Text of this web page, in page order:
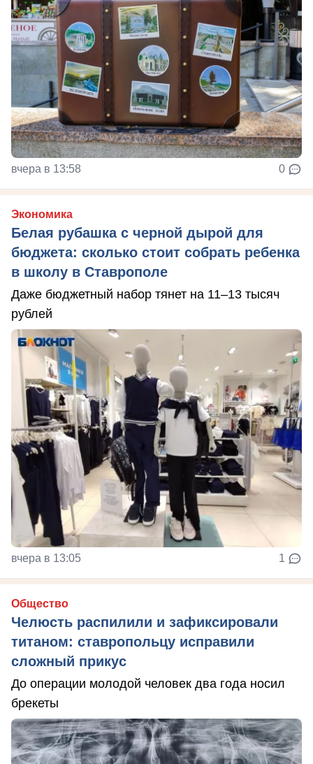
вчера в 13:58 0
Экономика
Белая рубашка с черной дырой для
бюджета: сколько стоит собрать ребенка
в школу в Ставрополе
Даже бюджетный набор тянет на 11–13 тысяч
рублей
вчера в 13:05 1
Общество
Челюсть распилили и зафиксировали
титаном: ставропольцу исправили
сложный прикус
До операции молодой человек два года носил
брекеты